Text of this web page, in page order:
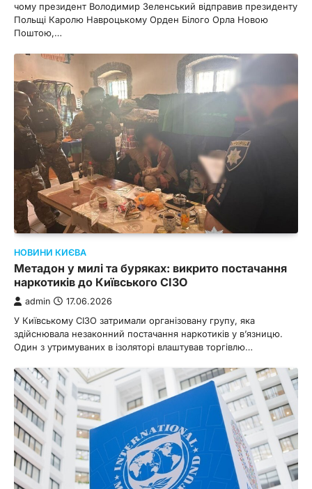
чому президент Володимир Зеленський відправив президенту
Польщі Каролю Навроцькому Орден Білого Орла Новою
Поштою,…
НОВИНИ КИЄВА
Метадон у милі та буряках: викрито постачання
наркотиків до Київського СІЗО
admin 17.06.2026
У Київському СІЗО затримали організовану групу, яка
здійснювала незаконний постачання наркотиків у в’язницю.
Один з утримуваних в ізоляторі влаштував торгівлю…